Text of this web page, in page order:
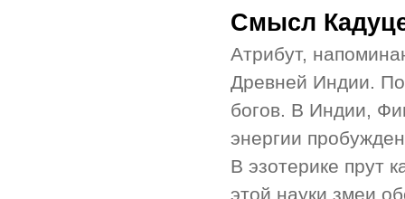
Смысл
Атрибут,
Древней Индии.
богов. В Индии,
энергии
В эзотерике прут
этой науки змеи